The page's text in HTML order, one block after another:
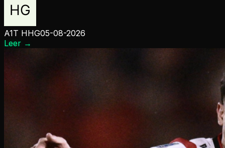
A1T HHG05-08-2026
Leer →